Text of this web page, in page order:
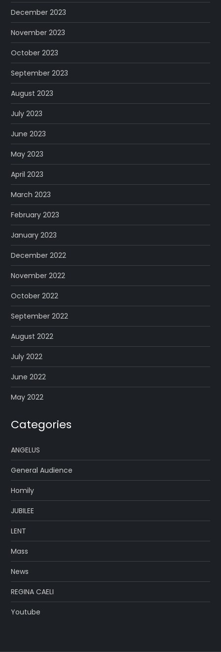
December 2023
November 2023
October 2023
September 2023
August 2023
July 2023
June 2023
May 2023
April 2023
March 2023
February 2023
January 2023
December 2022
November 2022
October 2022
September 2022
August 2022
July 2022
June 2022
May 2022
Categories
ANGELUS
General Audience
Homily
JUBILEE
LENT
Mass
News
REGINA CAELI
Youtube